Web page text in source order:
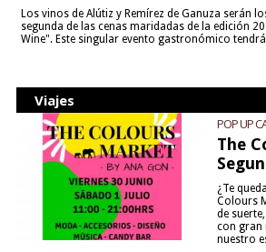
Los vinos de Alútiz y Remírez de Ganuza serán
segunda de las cenas maridadas de la edición
Wine". Este singular evento gastronómico
Viajes
POP UP
The
¿Te
Colours
de
con gran
nuestro